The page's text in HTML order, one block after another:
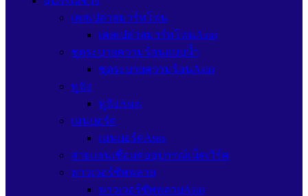
เคสเปล่าสมาร์ทโฟน
เคสเปล่าสมาร์ทโฟนAsus
ชุดระบายความร้อนแบบน้ำ
ชุดระบายความร้อนAsus
หูฟัง
หูฟังAsus
เมนบอร์ด
เมนบอร์ดAsus
สายแลนเชื่อมต่ออุปกรณ์เน็ตเวิร์ค
พาวเวอร์ซัพพลาย
พาวเวอร์ซัพพลายAsus